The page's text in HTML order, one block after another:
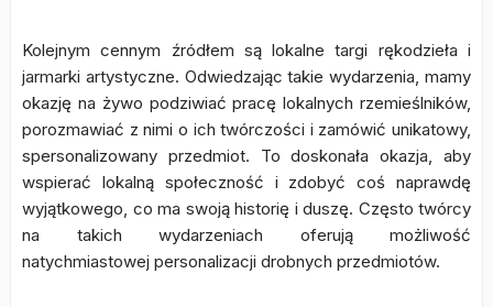
Kolejnym cennym źródłem są lokalne targi rękodzieła i
jarmarki artystyczne. Odwiedzając takie wydarzenia, mamy
okazję na żywo podziwiać pracę lokalnych rzemieślników,
porozmawiać z nimi o ich twórczości i zamówić unikatowy,
spersonalizowany przedmiot. To doskonała okazja, aby
wspierać lokalną społeczność i zdobyć coś naprawdę
wyjątkowego, co ma swoją historię i duszę. Często twórcy
na takich wydarzeniach oferują możliwość
natychmiastowej personalizacji drobnych przedmiotów.